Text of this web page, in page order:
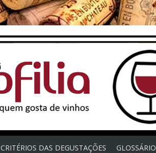
CRITÉRIOS DAS DEGUSTAÇÕES GLOSSÁRIO